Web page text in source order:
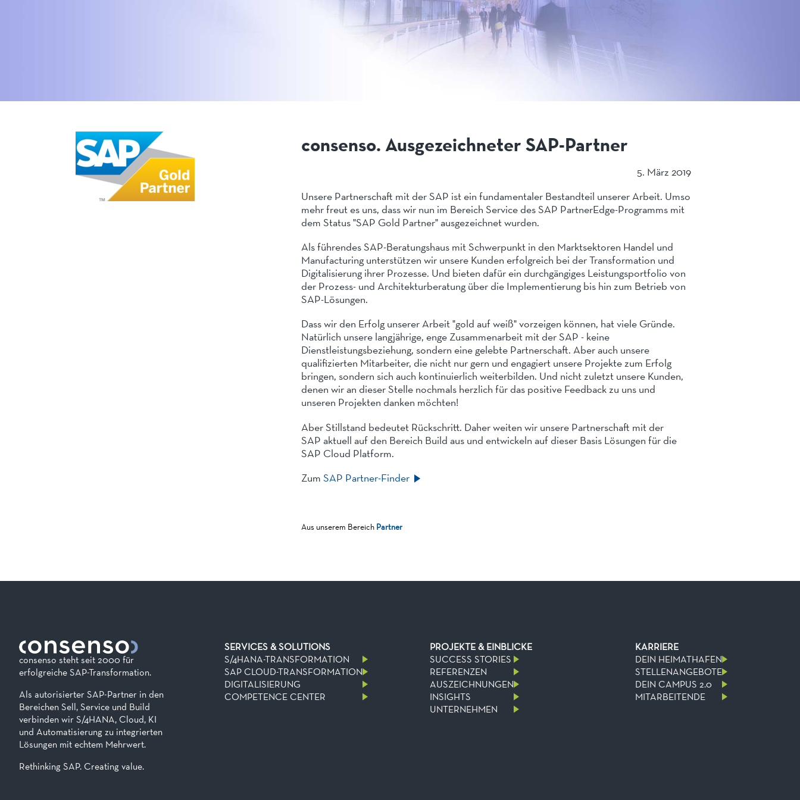
consenso. Ausgezeichneter SAP-Partner
5. März 2019
Unsere Partnerschaft mit der SAP ist ein fundamentaler Bestandteil unserer Arbeit. Umso
mehr freut es uns, dass wir nun im Bereich Service des SAP PartnerEdge-Programms mit
dem Status "SAP Gold Partner" ausgezeichnet wurden.
Als führendes SAP-Beratungshaus mit Schwerpunkt in den Marktsektoren Handel und
Manufacturing unterstützen wir unsere Kunden erfolgreich bei der Transformation und
Digitalisierung ihrer Prozesse. Und bieten dafür ein durchgängiges Leistungsportfolio von
der Prozess- und Architekturberatung über die Implementierung bis hin zum Betrieb von
SAP-Lösungen.
Dass wir den Erfolg unserer Arbeit "gold auf weiß" vorzeigen können, hat viele Gründe.
Natürlich unsere langjährige, enge Zusammenarbeit mit der SAP - keine
Dienstleistungsbeziehung, sondern eine gelebte Partnerschaft. Aber auch unsere
qualifizierten Mitarbeiter, die nicht nur gern und engagiert unsere Projekte zum Erfolg
bringen, sondern sich auch kontinuierlich weiterbilden. Und nicht zuletzt unsere Kunden,
denen wir an dieser Stelle nochmals herzlich für das positive Feedback zu uns und
unseren Projekten danken möchten!
Aber Stillstand bedeutet Rückschritt. Daher weiten wir unsere Partnerschaft mit der
SAP aktuell auf den Bereich Build aus und entwickeln auf dieser Basis Lösungen für die
SAP Cloud Platform.
Zum SAP Partner-Finder
Aus unserem Bereich Partner
consenso steht seit 2000 für
erfolgreiche SAP-Transformation.
Als autorisierter SAP-Partner in den
Bereichen Sell, Service und Build
verbinden wir S/4HANA, Cloud, KI
und Automatisierung zu integrierten
Lösungen mit echtem Mehrwert.
Rethinking SAP. Creating value.
SERVICES & SOLUTIONS
S/4HANA-TRANSFORMATION
SAP CLOUD-TRANSFORMATION
DIGITALISIERUNG
COMPETENCE CENTER
PROJEKTE & EINBLICKE
SUCCESS STORIES
REFERENZEN
AUSZEICHNUNGEN
INSIGHTS
UNTERNEHMEN
KARRIERE
DEIN HEIMATHAFEN
STELLENANGEBOTE
DEIN CAMPUS 2.0
MITARBEITENDE